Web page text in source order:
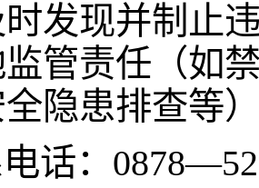
发现并制止
管责任（如
隐患排查等
话：